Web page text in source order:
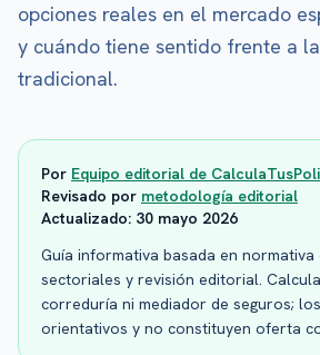
opciones reales en el mercado
y cuándo tiene sentido frente a
tradicional.
Por Equipo editorial de
Revisado por metodología editorial
Actualizado: 30 mayo 2026
Guía informativa basada en
sectoriales y revisión editorial.
correduría ni mediador de seguros;
orientativos y no constituyen oferta